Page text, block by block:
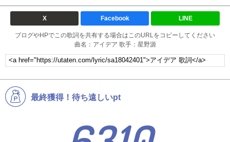
X Facebook LINE
ブログやHPでこの歌詞を共有する場合はこのURLをコピーしてください
曲名：アイデア 歌手：星野源
最終獲得！待ち遠しいpt